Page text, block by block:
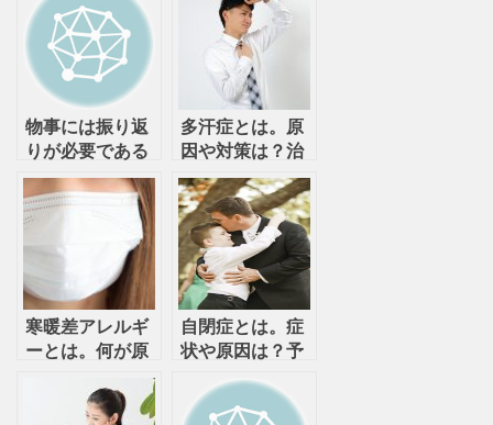
物事には振り返
りが必要である
多汗症とは。原
因や対策は？治
療法はあるの？
寒暖差アレルギ
ーとは。何が原
自閉症とは。症
状や原因は？予